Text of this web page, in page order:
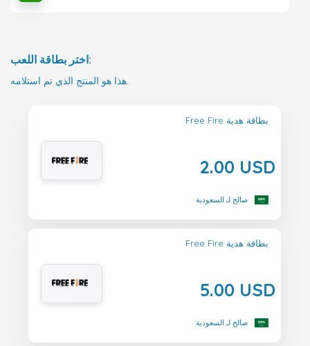
اختر بطاقة اللعب:
هذا هو المنتج الذي تم استلامه.
Free Fire بطاقة هدية
2.00 USD
صالح لـ السعودية
Free Fire بطاقة هدية
5.00 USD
صالح لـ السعودية